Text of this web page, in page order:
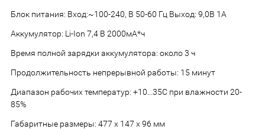
Блок питания: Вход:~100-240, В 50-60 Гц Выход: 9,0В 1А
Аккумулятор: Li-Ion 7,4 В 2000мА*ч
Время полной зарядки аккумулятора: около 3 ч
Продолжительность непрерывной работы: 15 минут
Диапазон рабочих температур: +10...35С при влажности 20-
85%
Габаритные размеры: 477 х 147 х 96 мм